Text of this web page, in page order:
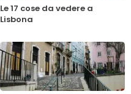
Le 17 cose da vedere a
Lisbona